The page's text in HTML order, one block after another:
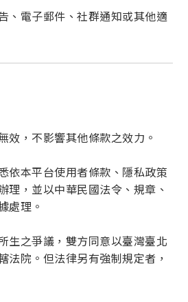
、電子郵件、社群通知或其他適
效，不影響其他條款之效力。
依本平台使用者條款、隱私政策
理，並以中華民國法令、規章、
處理。
生之爭議，雙方同意以臺灣臺北
法院。但法律另有強制規定者，